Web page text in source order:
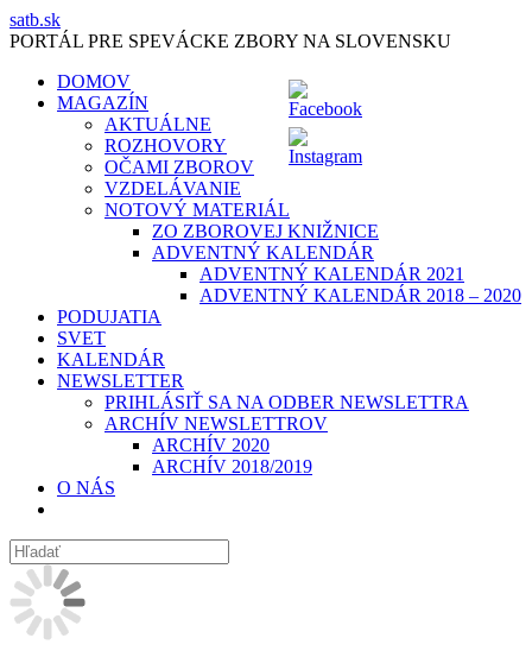
Skip
to
satb.sk
PORTÁL PRE SPEVÁCKE ZBORY NA SLOVENSKU
DOMOV
MAGAZÍN
AKTUÁLNE
ROZHOVORY
OČAMI ZBOROV
VZDELÁVANIE
NOTOVÝ MATERIÁL
ZO ZBOROVEJ KNIŽNICE
ADVENTNÝ KALENDÁR
ADVENTNÝ KALENDÁR 2021
ADVENTNÝ KALENDÁR 2018 – 2020
PODUJATIA
SVET
KALENDÁR
NEWSLETTER
PRIHLÁSIŤ SA NA ODBER NEWSLETTRA
ARCHÍV NEWSLETTROV
ARCHÍV 2020
ARCHÍV 2018/2019
O NÁS